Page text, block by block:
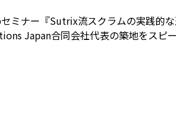
ナー『Sutrix流スクラムの実践的
Japan合同会社代表の築地をスピ